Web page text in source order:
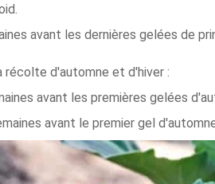
avant les dernières gelées de
récolte d'automne et d'hiver :
avant les premières gelées
avant le premier gel